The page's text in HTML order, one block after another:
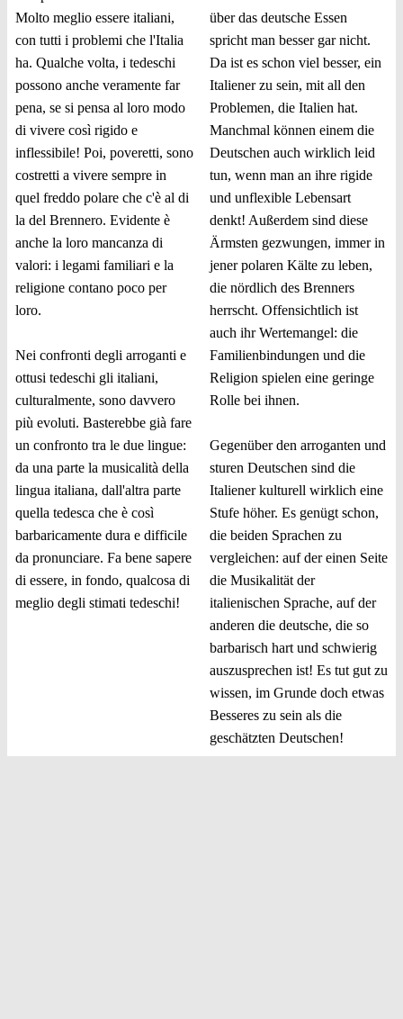
Molto meglio essere italiani,
con tutti i problemi che l'Italia
ha. Qualche volta, i tedeschi
possono anche veramente far
pena, se si pensa al loro modo
di vivere così rigido e
inflessibile! Poi, poveretti, sono
costretti a vivere sempre in
quel freddo polare che c'è al di
la del Brennero. Evidente è
anche la loro mancanza di
valori: i legami familiari e la
religione contano poco per
loro.
Nei confronti degli arroganti e
ottusi tedeschi gli italiani,
culturalmente, sono davvero
più evoluti. Basterebbe già fare
un confronto tra le due lingue:
da una parte la musicalità della
lingua italiana, dall'altra parte
quella tedesca che è così
barbaricamente dura e difficile
da pronunciare. Fa bene sapere
di essere, in fondo, qualcosa di
meglio degli stimati tedeschi!
über das deutsche Essen
spricht man besser gar nicht.
Da ist es schon viel besser, ein
Italiener zu sein, mit all den
Problemen, die Italien hat.
Manchmal können einem die
Deutschen auch wirklich leid
tun, wenn man an ihre rigide
und unflexible Lebensart
denkt! Außerdem sind diese
Ärmsten gezwungen, immer in
jener polaren Kälte zu leben,
die nördlich des Brenners
herrscht. Offensichtlich ist
auch ihr Wertemangel: die
Familienbindungen und die
Religion spielen eine geringe
Rolle bei ihnen.
Gegenüber den arroganten und
sturen Deutschen sind die
Italiener kulturell wirklich eine
Stufe höher. Es genügt schon,
die beiden Sprachen zu
vergleichen: auf der einen Seite
die Musikalität der
italienischen Sprache, auf der
anderen die deutsche, die so
barbarisch hart und schwierig
auszusprechen ist! Es tut gut zu
wissen, im Grunde doch etwas
Besseres zu sein als die
geschätzten Deutschen!